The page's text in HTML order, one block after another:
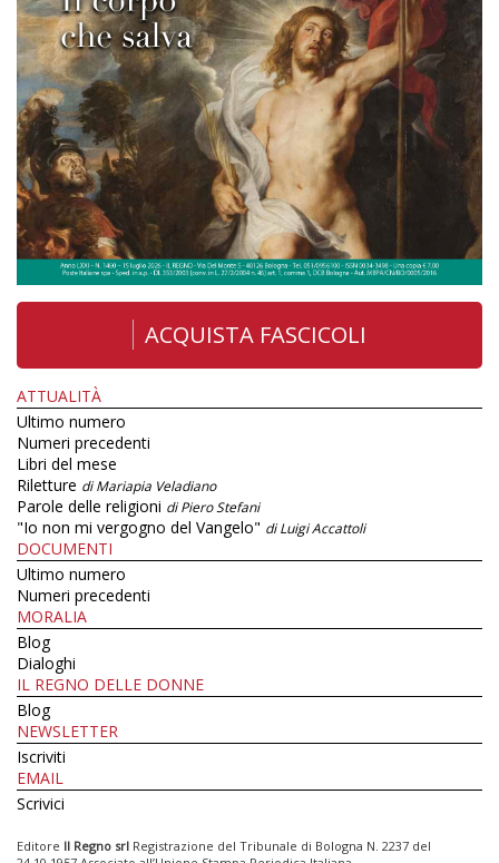
ACQUISTA FASCICOLI
ATTUALITÀ
Ultimo numero
Numeri precedenti
Libri del mese
Riletture di Mariapia Veladiano
Parole delle religioni di Piero Stefani
"Io non mi vergogno del Vangelo" di Luigi Accattoli
DOCUMENTI
Ultimo numero
Numeri precedenti
MORALIA
Blog
Dialoghi
IL REGNO DELLE DONNE
Blog
NEWSLETTER
Iscriviti
EMAIL
Scrivici
Editore Il Regno srl Registrazione del Tribunale di Bologna N. 2237 del